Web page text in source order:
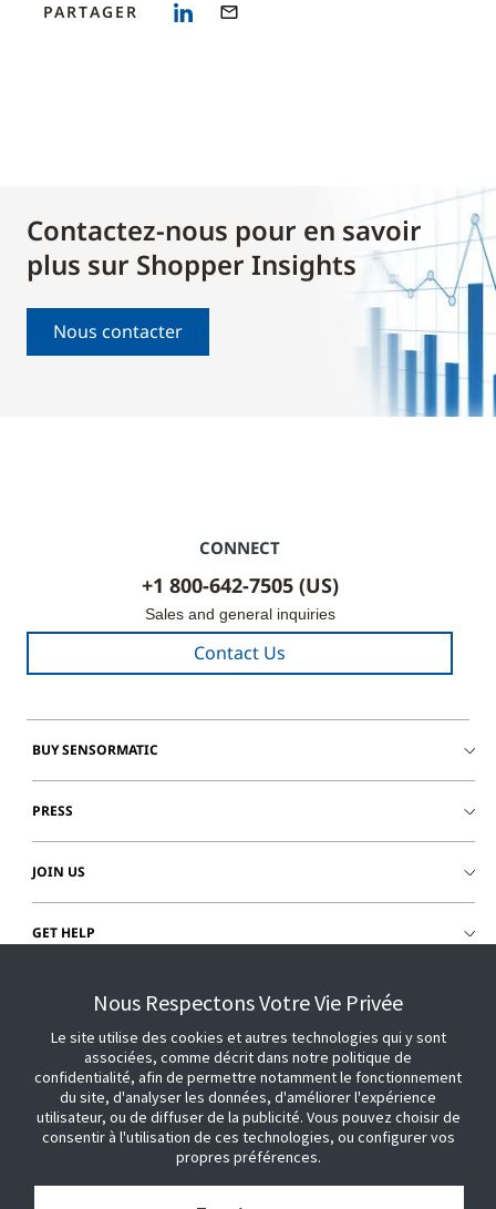
PARTAGER
Contactez-nous pour en savoir
plus sur Shopper Insights
Nous contacter
CONNECT
+1 800-642-7505 (US)
Sales and general inquiries
Contact Us
BUY SENSORMATIC
PRESS
JOIN US
GET HELP
CUSTOMER LOGIN
Nous Respectons Votre Vie Privée
Le site utilise des cookies et autres technologies qui y sont
associées, comme décrit dans notre politique de
confidentialité, afin de permettre notamment le fonctionnement
du site, d'analyser les données, d'améliorer l'expérience
utilisateur, ou de diffuser de la publicité. Vous pouvez choisir de
consentir à l'utilisation de ces technologies, ou configurer vos
propres préférences.